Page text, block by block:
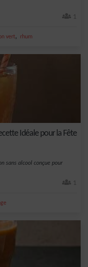
1
vert, rhum
Idéale pour la Fête
sans alcool conçue pour
1